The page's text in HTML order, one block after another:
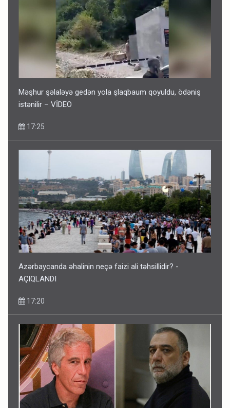
Məşhur şəlaləyə gedən yola şlaqbaum qoyuldu, ödəniş
istənilir – VİDEO
17:25
Azərbaycanda əhalinin neçə faizi ali təhsillidir? -
AÇIQLANDI
17:20